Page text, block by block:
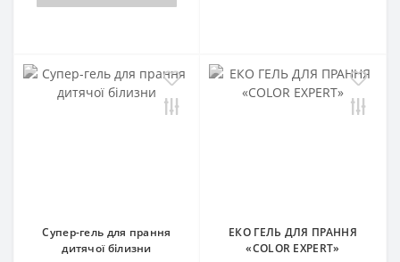
Супер-гель для прання
дитячої білизни
ЕКO ГЕЛЬ ДЛЯ ПРАННЯ
«COLOR EXPERT»